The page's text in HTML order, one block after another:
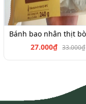
27.000₫ 33.000₫